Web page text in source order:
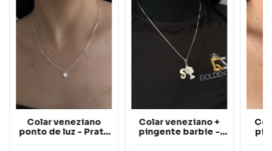
Colar veneziano
ponto de luz - Prata
Colar veneziano +
pingente barbie -